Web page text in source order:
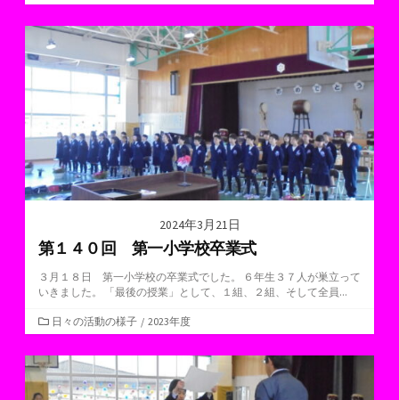
テ
ゴ
リ
ー
2024年3月21日
第１４０回 第一小学校卒業式
３月１８日 第一小学校の卒業式でした。 ６年生３７人が巣立って
いきました。 「最後の授業」として、１組、２組、そして全員...
カ
テ
ゴ
リ
ー
日々の活動の様子 / 2023年度